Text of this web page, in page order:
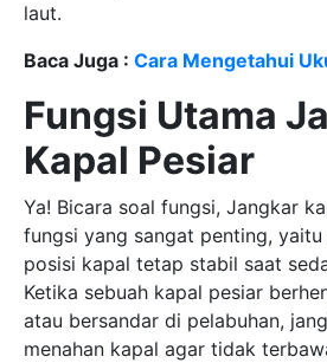
laut.
Baca Juga : Cara Mengetahui
Fungsi Utama
Kapal Pesiar
Ya! Bicara soal fungsi, Jangkar
fungsi yang sangat penting, yaitu
posisi kapal tetap stabil saat
Ketika sebuah kapal pesiar
atau bersandar di pelabuhan,
menahan kapal agar tidak